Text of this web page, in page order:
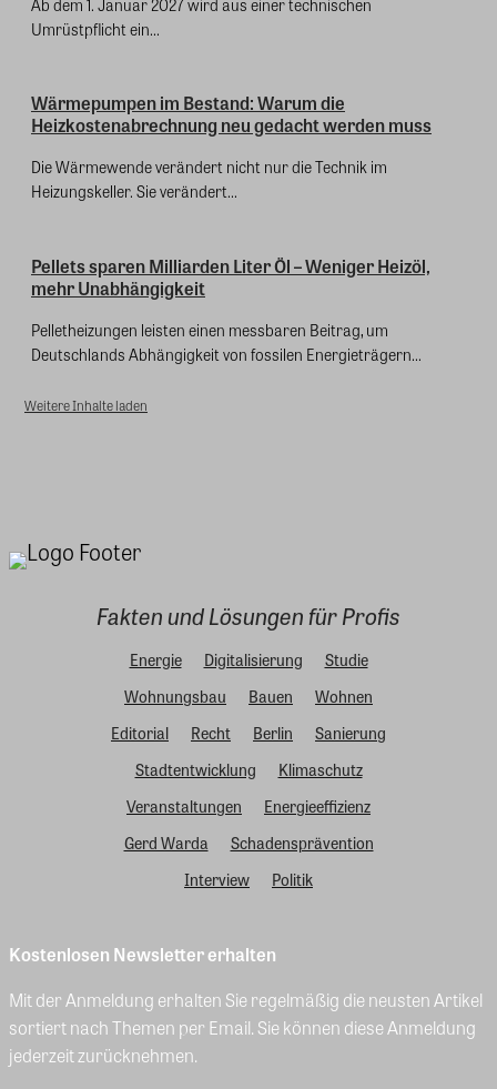
Umrüstpflicht ein...
Wärmepumpen im Bestand: Warum die
Heizkostenabrechnung neu gedacht werden muss
Die Wärmewende verändert nicht nur die Technik im
Heizungskeller. Sie verändert...
Pellets sparen Milliarden Liter Öl – Weniger Heizöl,
mehr Unabhängigkeit
Pelletheizungen leisten einen messbaren Beitrag, um
Deutschlands Abhängigkeit von fossilen Energieträgern...
Weitere Inhalte laden
Fakten und Lösungen für Profis
Energie Digitalisierung
Studie
Wohnungsbau
Bauen
Wohnen
Editorial
Recht Berlin
Sanierung
Stadtentwicklung
Klimaschutz
Veranstaltungen
Energieeffizienz
Gerd Warda
Schadensprävention
Interview
Politik
Kostenlosen Newsletter erhalten
Mit der Anmeldung erhalten Sie regelmäßig die neusten Artikel
sortiert nach Themen per Email. Sie können diese Anmeldung
jederzeit zurücknehmen.